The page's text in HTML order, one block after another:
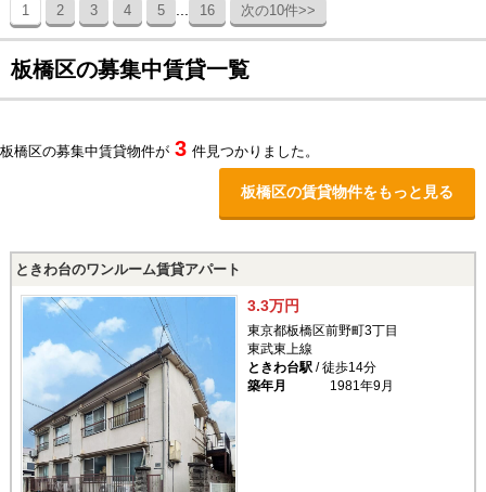
1 2 3 4 5 16 次の10件>>
板橋区の募集中賃貸一覧
板橋区の募集中賃貸物件が 3 件見つかりました。
板橋区の賃貸物件をもっと見る
ときわ台のワンルーム賃貸アパート
3.3万円
東京都板橋区前野町3丁目
東武東上線
ときわ台駅 / 徒歩14分
築年月
1981年9月